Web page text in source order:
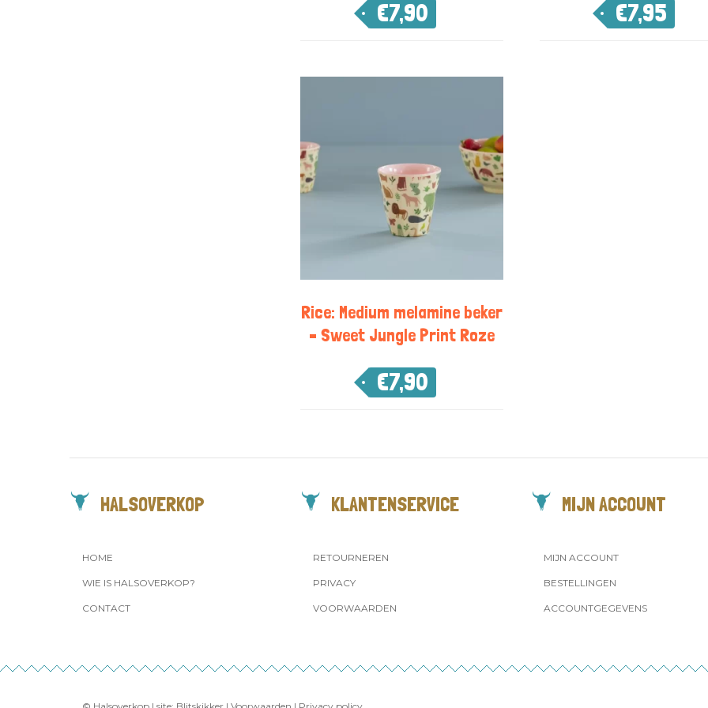
€7,90 €7,95
Rice: Medium melamine beker
– Sweet Jungle Print Roze
€7,90
HALSOVERKOP
HOME
WIE IS HALSOVERKOP?
CONTACT
KLANTENSERVICE
RETOURNEREN
PRIVACY
VOORWAARDEN
MIJN ACCOUNT
MIJN ACCOUNT
BESTELLINGEN
ACCOUNTGEGEVENS